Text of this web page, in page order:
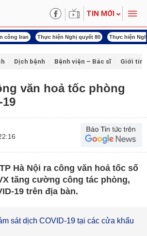
TIN MỚI
công Iran Thực hiện Nghị quyết 80 Thực hiện
Dịch bệnh Bệnh viện – Bác sĩ Giới tính
văn hoả tốc phòng
Hà Nội ra công văn hoả tốc số
tăng cường công tác phòng,
19 trên địa bàn.
sát dịch COVID-19 tại các cửa khẩu